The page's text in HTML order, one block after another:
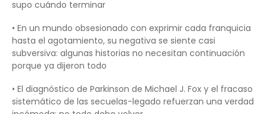
supo cuándo terminar
• En un mundo obsesionado con exprimir cada franquicia
hasta el agotamiento, su negativa se siente casi
subversiva: algunas historias no necesitan continuación
porque ya dijeron todo
• El diagnóstico de Parkinson de Michael J. Fox y el fracaso
sistemático de las secuelas-legado refuerzan una verdad